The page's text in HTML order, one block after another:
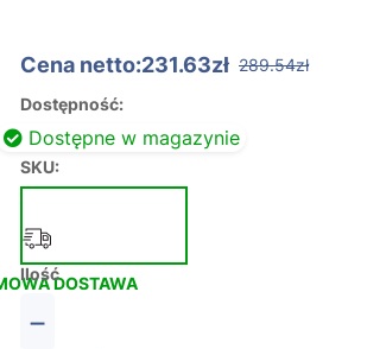
Cena netto:231.63zł 289.54zł
Dostępność:
Dostępne w magazynie
SKU:
DOSTAWA
Ilość
−